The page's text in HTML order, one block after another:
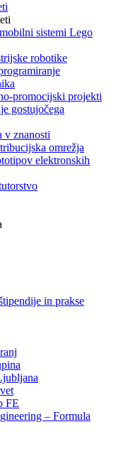
sistemi Lego
robotike
promocijski projekti
gostujočega
v znanosti
omrežja
elektronskih
in prakse
FE
– Formula